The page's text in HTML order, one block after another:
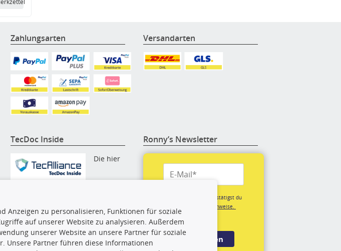
Zahlungsarten Versandarten
TecDoc Inside
Die hier
nicht kopiert werden. Es ist zu
unterlassen, die Daten oder die
gesamte Datenbank ohne vorherige
Zustimmung TecDocs zu
vervielfältigen, zu verbreiten
Ronny’s Newsletter
Mit der Anmeldung bestätigst du
Datenschutzhinweise.
(*Pflichtfeld)
Anmelden
Anzeigen zu personalisieren, Funktionen für soziale
auf unserer Website zu analysieren. Außerdem
unserer Website an unsere Partner für soziale
Unsere Partner führen diese Informationen